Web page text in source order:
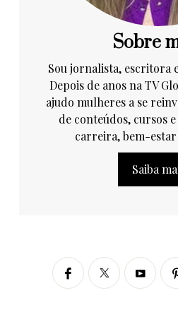
Sobre
Sou jornalista, escritora
Depois de anos na TV
ajudo mulheres a se
de conteúdos, cursos
carreira, bem-
Saiba